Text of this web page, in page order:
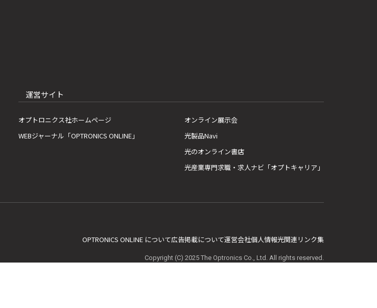
運営サイト
オプトロニクス社ホームページ
WEBジャーナル「OPTRONICS ONLINE」
オンライン展示会
光製品Navi
光のオンライン書店
光産業専門求職・求人ナビ「オプトキャリア」
OPTRONICS ONLINE について広告掲載について運営会社個人情報光関連リンク集
Copyright (C) 2025 The Optronics Co., Ltd. All rights reserved.